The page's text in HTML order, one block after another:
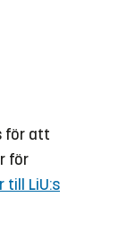
för att
för
till LiU:s